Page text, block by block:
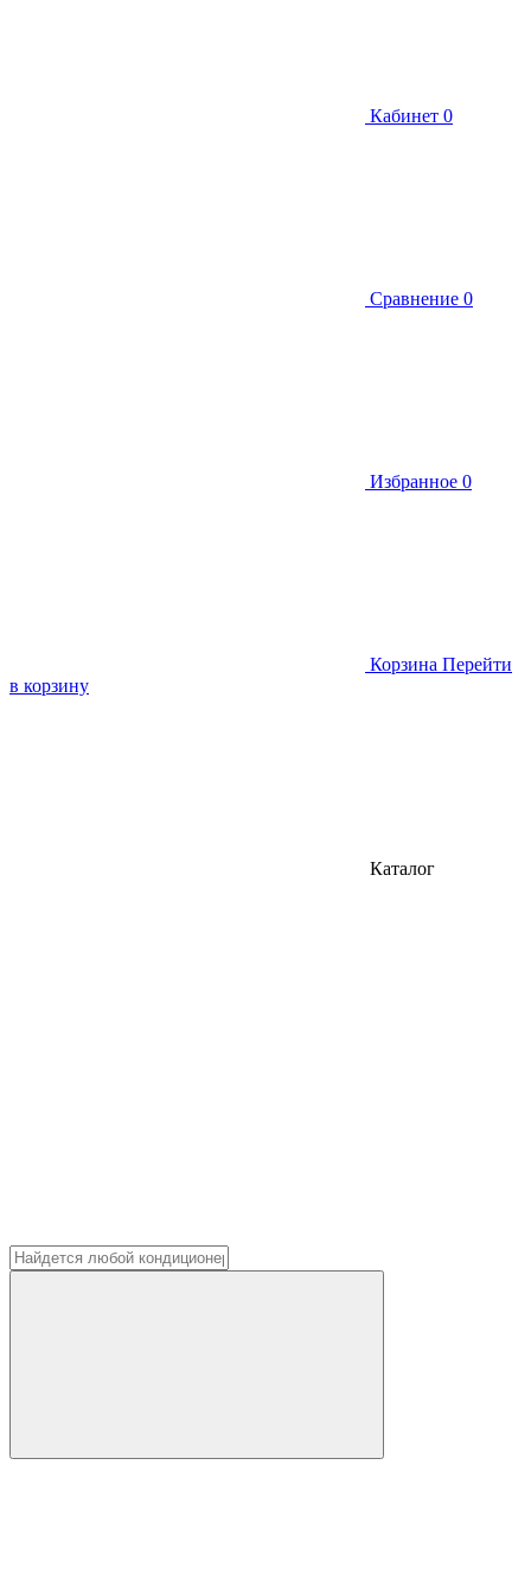
Кабинет 0
Сравнение 0
Избранное 0
Корзина Перейти
в корзину
Каталог